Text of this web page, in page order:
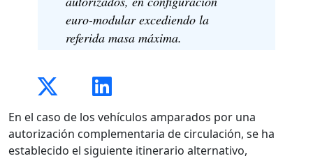
euro-modular excediendo la
referida masa máxima.
En el caso de los vehículos amparados por una
autorización complementaria de circulación, se ha
establecido el siguiente itinerario alternativo,